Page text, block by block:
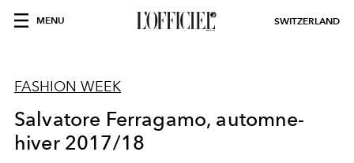
MENU SWITZERLAND
FASHION WEEK
Salvatore Ferragamo, automne-
hiver 2017/18